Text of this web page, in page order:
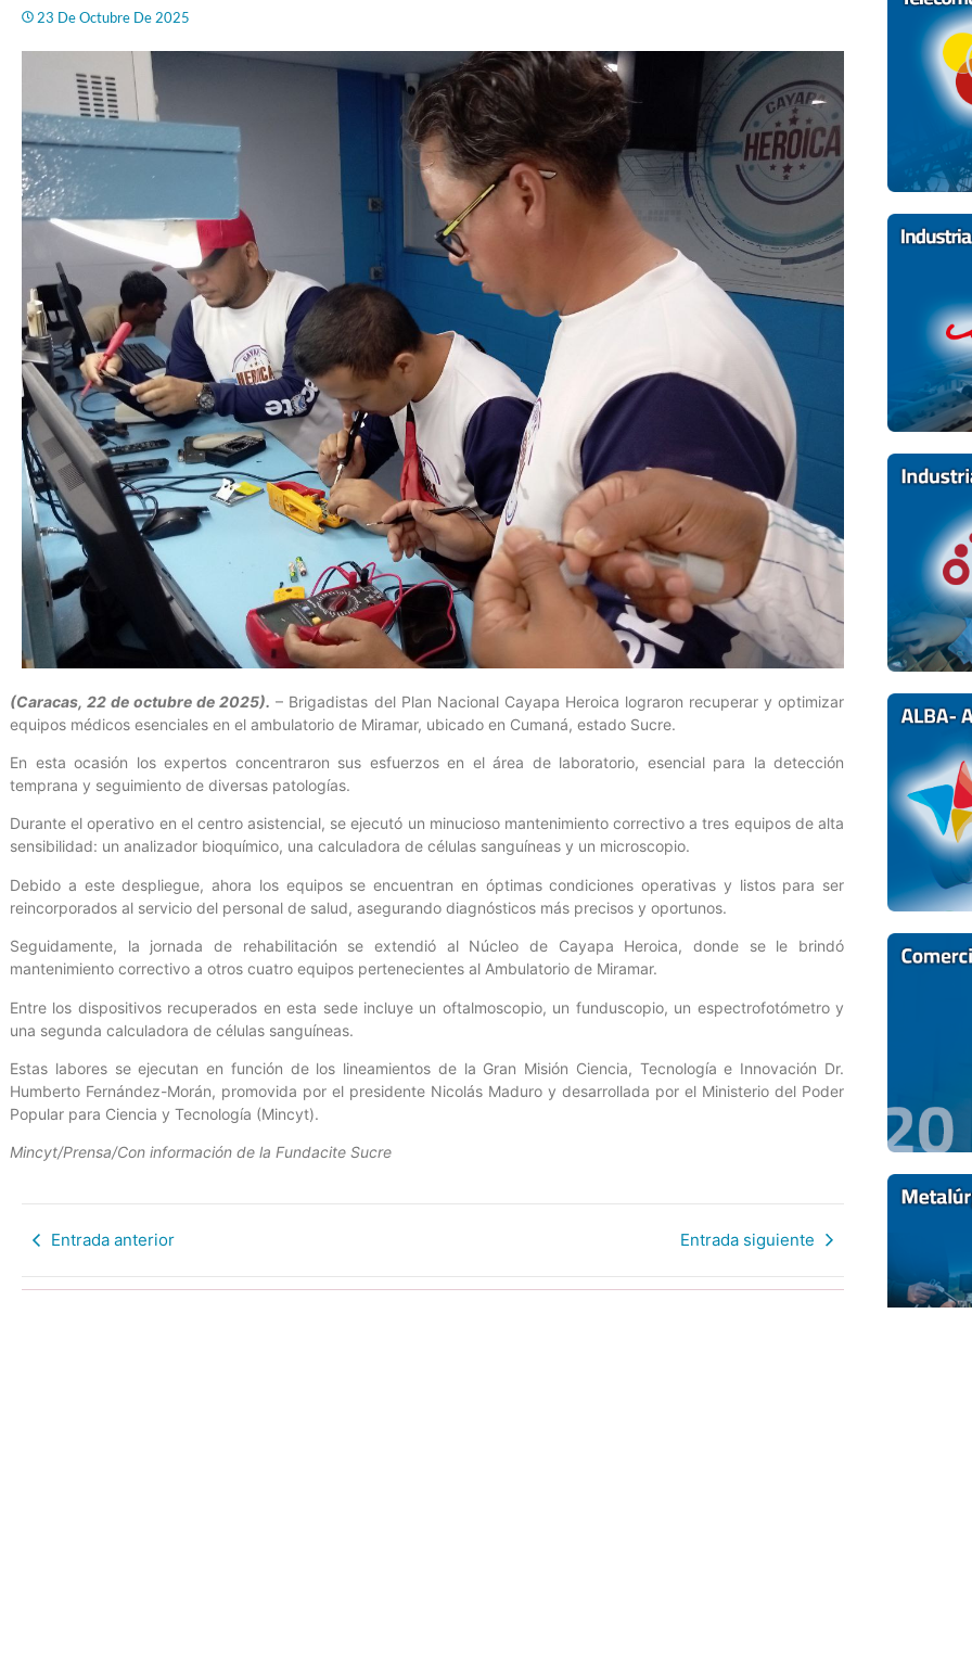
23 De Octubre De 2025
(Caracas, 22 de octubre de 2025). – Brigadistas del Plan Nacional Cayapa Heroica lograron recuperar y optimizar
equipos médicos esenciales en el ambulatorio de Miramar, ubicado en Cumaná, estado Sucre.
En esta ocasión los expertos concentraron sus esfuerzos en el área de laboratorio, esencial para la detección
temprana y seguimiento de diversas patologías.
Durante el operativo en el centro asistencial, se ejecutó un minucioso mantenimiento correctivo a tres equipos de alta
sensibilidad: un analizador bioquímico, una calculadora de células sanguíneas y un microscopio.
Debido a este despliegue, ahora los equipos se encuentran en óptimas condiciones operativas y listos para ser
reincorporados al servicio del personal de salud, asegurando diagnósticos más precisos y oportunos.
Seguidamente, la jornada de rehabilitación se extendió al Núcleo de Cayapa Heroica, donde se le brindó
mantenimiento correctivo a otros cuatro equipos pertenecientes al Ambulatorio de Miramar.
Entre los dispositivos recuperados en esta sede incluye un oftalmoscopio, un funduscopio, un espectrofotómetro y
una segunda calculadora de células sanguíneas.
Estas labores se ejecutan en función de los lineamientos de la Gran Misión Ciencia, Tecnología e Innovación Dr.
Humberto Fernández-Morán, promovida por el presidente Nicolás Maduro y desarrollada por el Ministerio del Poder
Popular para Ciencia y Tecnología (Mincyt).
Mincyt/Prensa/Con información de la Fundacite Sucre
Entrada anterior Entrada siguiente